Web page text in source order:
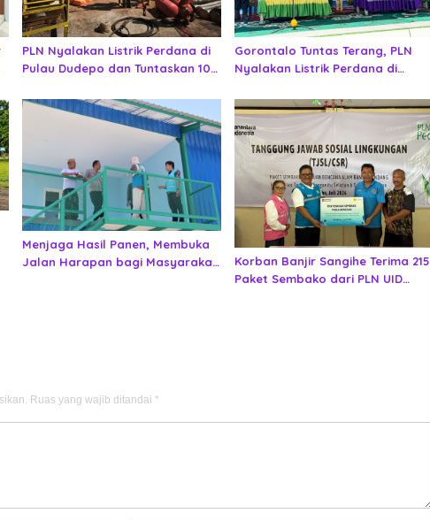
PLN Nyalakan Listrik Perdana di
Pulau Dudepo dan Tuntaskan 100
Provinsi Gorontalo
Gorontalo Tuntas Terang, PLN
Nyalakan Listrik Perdana di
Berlistrik Provinsi Gorontalo
Capai 100 Persen
Menjaga Hasil Panen, Membuka
Jalan Harapan bagi Masyarakat
Korban Banjir Sangihe Terima 215
Paket Sembako dari PLN UID
Ruas yang wajib ditandai *